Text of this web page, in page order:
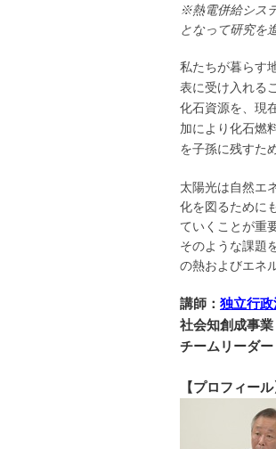
※熱電併給シス
となって研究を
私たちが暮らす
表に受け入れる
化石資源を、現
加により化石燃
を子孫に残すた
太陽光は自然エ
化を図るために
ていくことが重
そのような課題
の熱およびエネ
講師： 独立行
社会知創成事
チームリーダ
【プロフィー